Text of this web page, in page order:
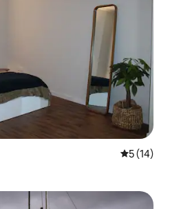
5 ud af 5 i
5 (14)